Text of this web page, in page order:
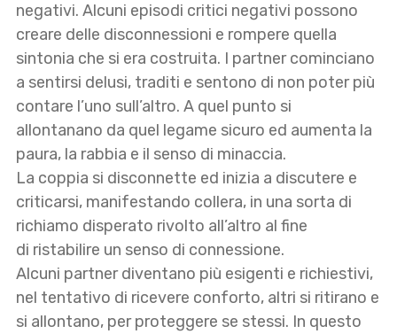
negativi. Alcuni episodi critici negativi possono
creare delle disconnessioni e rompere quella
sintonia che si era costruita. I partner cominciano
a sentirsi delusi, traditi e sentono di non poter più
contare l’uno sull’altro. A quel punto si
allontanano da quel legame sicuro ed aumenta la
paura, la rabbia e il senso di minaccia.
La coppia si disconnette ed inizia a discutere e
criticarsi, manifestando collera, in una sorta di
richiamo disperato rivolto all’altro al fine
di ristabilire un senso di connessione.
Alcuni partner diventano più esigenti e richiestivi,
nel tentativo di ricevere conforto, altri si ritirano e
si allontano, per proteggere se stessi. In questo